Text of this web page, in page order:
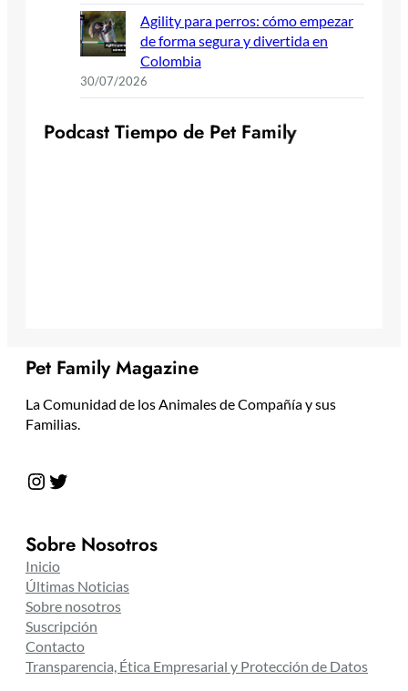
Agility para perros: cómo empezar
de forma segura y divertida en
Colombia
30/07/2026
Podcast Tiempo de Pet Family
Pet Family Magazine
La Comunidad de los Animales de Compañía y sus
Familias.
Instagram Twitter
Sobre Nosotros
Inicio
Últimas Noticias
Sobre nosotros
Suscripción
Contacto
Transparencia, Ética Empresarial y Protección de Datos